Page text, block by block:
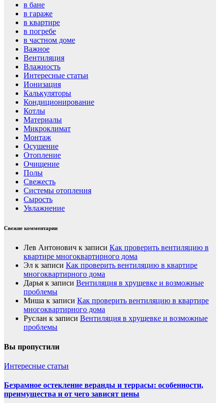
в бане
в гараже
в квартире
в погребе
в частном доме
Важное
Вентиляция
Влажность
Интересные статьи
Ионизация
Калькуляторы
Кондиционирование
Котлы
Материалы
Микроклимат
Монтаж
Осушение
Отопление
Очищение
Полы
Свежесть
Системы отопления
Сырость
Увлажнение
Свежие комментарии
Лев Антонович к записи Как проверить вентиляцию в
квартире многоквартирного дома
Эл к записи Как проверить вентиляцию в квартире
многоквартирного дома
Дарья к записи Вентиляция в хрущевке и возможные
проблемы
Миша к записи Как проверить вентиляцию в квартире
многоквартирного дома
Руслан к записи Вентиляция в хрущевке и возможные
проблемы
Вы пропустили
Интересные статьи
Безрамное остекление веранды и террасы: особенности,
преимущества и от чего зависят цены